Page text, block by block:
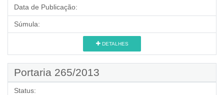
Data de Publicação:
Súmula:
DETALHES
Portaria 265/2013
Status: